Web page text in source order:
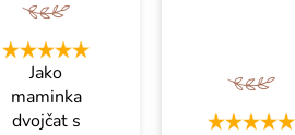
Jako
maminka
dvojčat s